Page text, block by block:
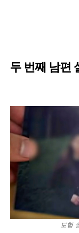
두 번째 남편
보험